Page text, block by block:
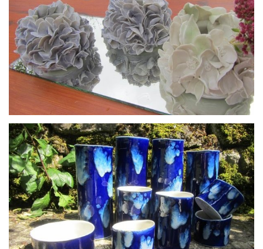
Grand vase vert goutte d’eau porcelaine
mini vase porcelaine hortensia